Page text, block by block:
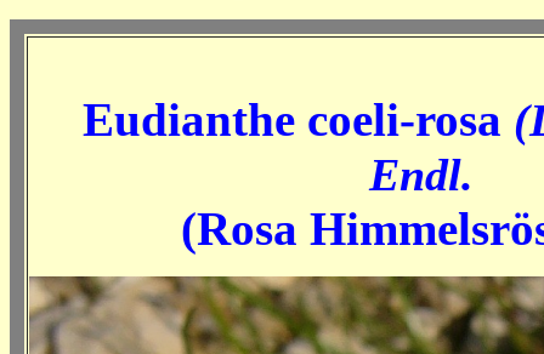
Eudianthe coeli-rosa
Endl.
(Rosa